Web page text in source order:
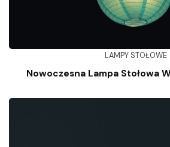
LAMPY STOŁOWE
Nowoczesna Lampa Stołowa